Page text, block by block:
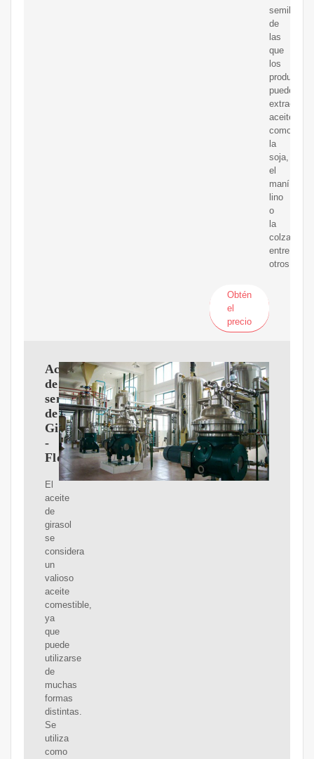
semillas
de
las
que
los
pueden
extraer
aceites
como:
la
soja,
el
maní,
lino
o
la
colza,
entre
otros.
Obtén
el
precio
Aceite
de
semilla
de
Girasol
-
Florapower
El
aceite
de
girasol
se
considera
un
valioso
aceite
comestible,
ya
que
puede
utilizarse
de
muchas
formas
distintas.
Se
utiliza
como